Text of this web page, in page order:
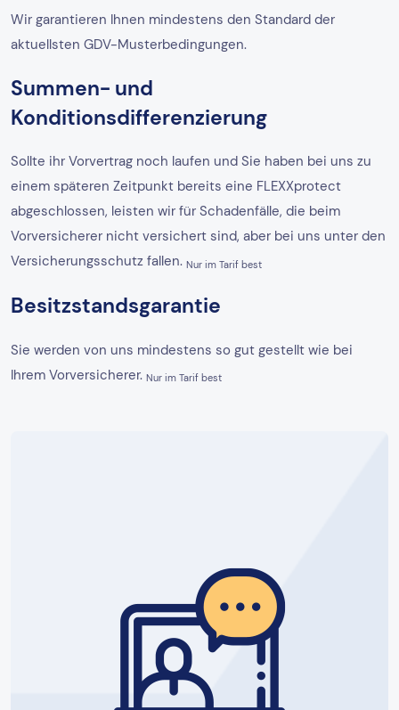
Wir garantieren Ihnen mindestens den Standard der
aktuellsten GDV-Musterbedingungen.
Summen- und
Konditionsdifferenzierung
Sollte ihr Vorvertrag noch laufen und Sie haben bei uns zu
einem späteren Zeitpunkt bereits eine FLEXXprotect
abgeschlossen, leisten wir für Schadenfälle, die beim
Vorversicherer nicht versichert sind, aber bei uns unter den
Versicherungsschutz fallen. Nur im Tarif best
Besitzstandsgarantie
Sie werden von uns mindestens so gut gestellt wie bei
Ihrem Vorversicherer. Nur im Tarif best